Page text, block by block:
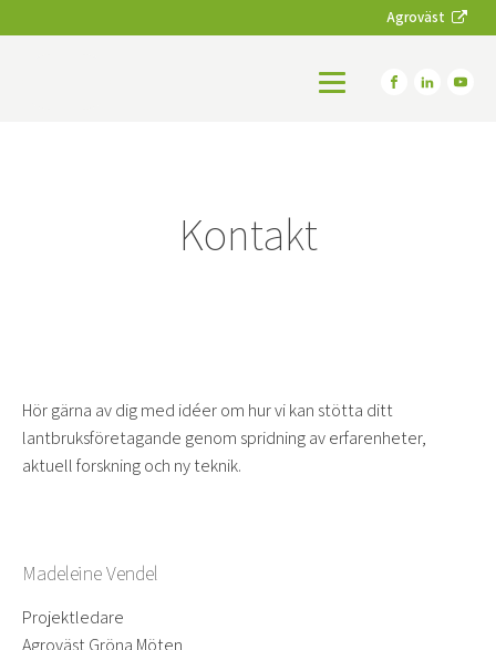
Agroväst
Kontakt
Hör gärna av dig med idéer om hur vi kan stötta ditt
lantbruksföretagande genom spridning av erfarenheter,
aktuell forskning och ny teknik.
Madeleine Vendel
Projektledare
Agroväst Gröna Möten